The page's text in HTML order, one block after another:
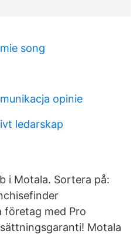
song
opinie
ledarskap
i Motala. Sortera på:
företag med Pro
Motala